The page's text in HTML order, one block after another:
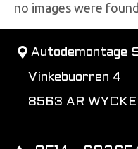
no images were found
Autodemontage
Vinkebuorren 4
8563 AR